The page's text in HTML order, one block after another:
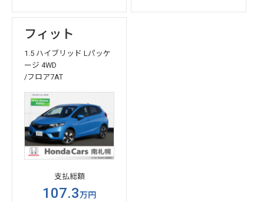
フィット
1.5 ハイブリッド Lパッケ
ージ 4WD
/フロア7AT
支払総額
107.3万円